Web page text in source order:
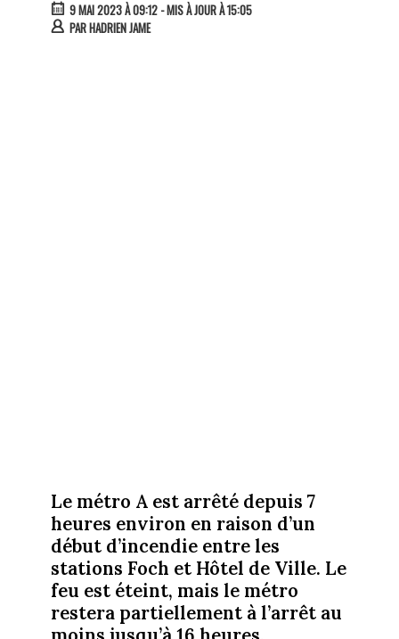
9 MAI 2023 À 09:12- MIS À JOUR À 15:05
PARHADRIEN JAME
Le métro A est arrêté depuis 7
heures environ en raison d’un
début d’incendie entre les
stations Foch et Hôtel de Ville. Le
feu est éteint, mais le métro
restera partiellement à l’arrêt au